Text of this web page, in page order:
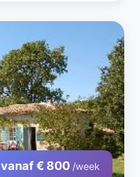
vanaf € 800 /week